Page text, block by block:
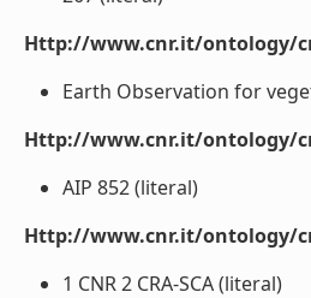
Http://www.cnr.it/ontology/
Earth Observation for
Http://www.cnr.it/ontology/
AIP 852 (literal)
Http://www.cnr.it/ontology/
1 CNR 2 CRA-SCA (literal)